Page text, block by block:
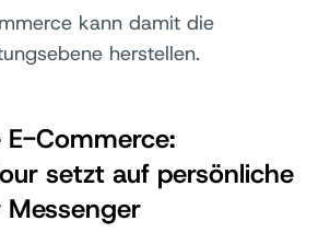
kann damit die
herstellen.
E-Commerce:
setzt auf persönliche